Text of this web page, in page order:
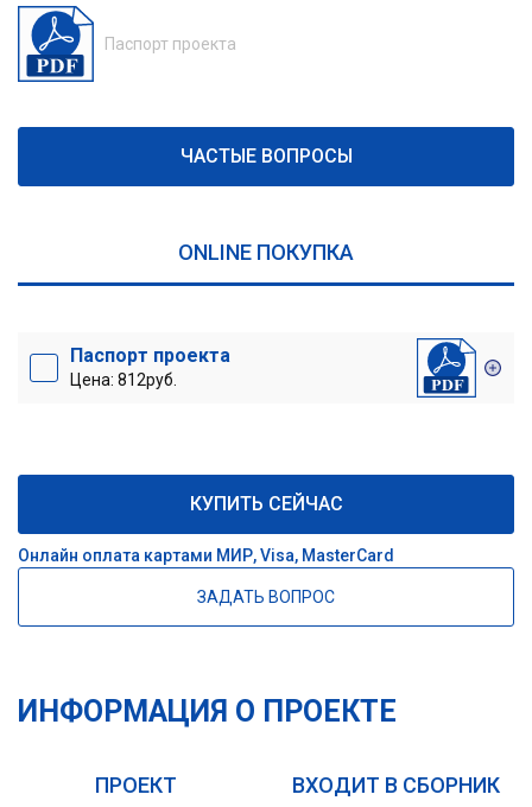
Паспорт проекта
ЧАСТЫЕ ВОПРОСЫ
ONLINE ПОКУПКА
Паспорт проекта
Цена: 812руб.
КУПИТЬ СЕЙЧАС
Онлайн оплата картами МИР, Visa, MasterCard
ЗАДАТЬ ВОПРОС
ИНФОРМАЦИЯ О ПРОЕКТЕ
ПРОЕКТ
ВХОДИТ В СБОРНИК